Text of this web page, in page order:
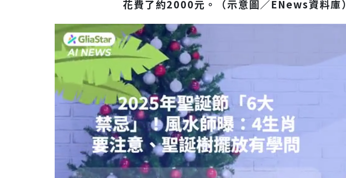
花費了約2000元。（示意圖／ENews資料庫）